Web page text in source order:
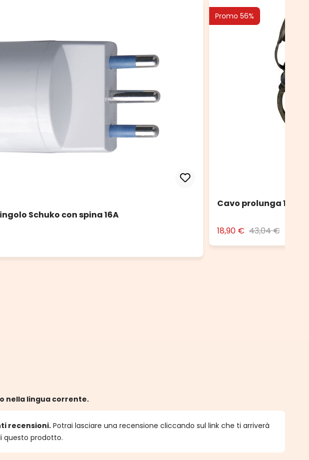
Schuko con spina 16A
Promo 56%
Cavo prolunga 10 m
18,90 € 43,04 €
nella lingua corrente.
recensioni.Potrai lasciare una recensione cliccando sul link che ti arriverà
questo prodotto.